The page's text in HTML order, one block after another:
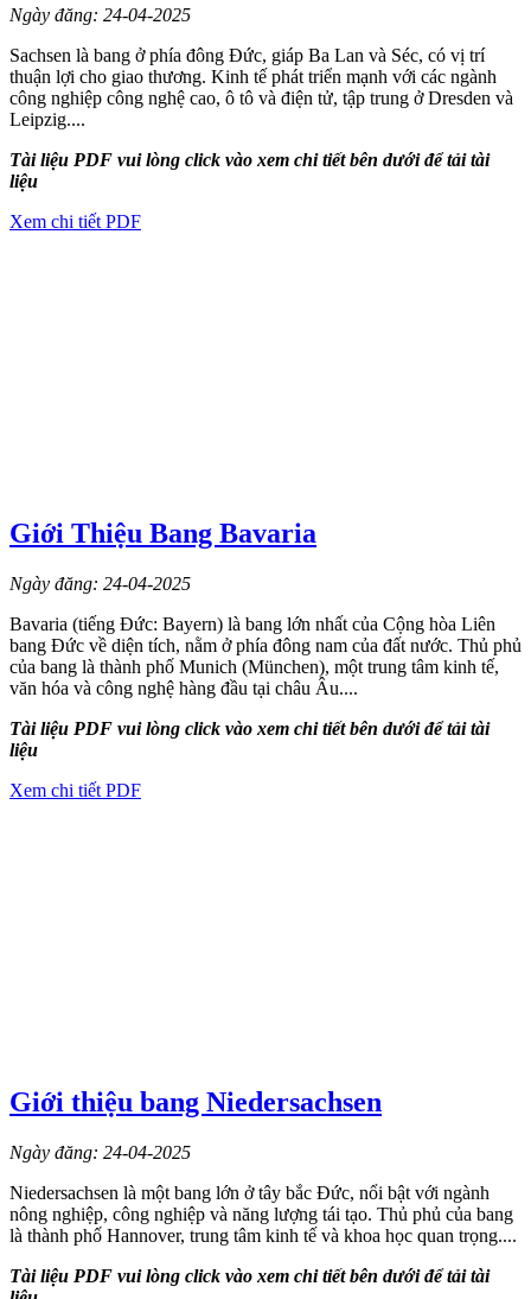
Ngày đăng: 24-04-2025
Sachsen là bang ở phía đông Đức, giáp Ba Lan và Séc, có vị trí
thuận lợi cho giao thương. Kinh tế phát triển mạnh với các ngành
công nghiệp công nghệ cao, ô tô và điện tử, tập trung ở Dresden và
Leipzig....
Tài liệu PDF vui lòng click vào xem chi tiết bên dưới để tải tài
liệu
Xem chi tiết PDF
Giới Thiệu Bang Bavaria
Ngày đăng: 24-04-2025
Bavaria (tiếng Đức: Bayern) là bang lớn nhất của Cộng hòa Liên
bang Đức về diện tích, nằm ở phía đông nam của đất nước. Thủ phủ
của bang là thành phố Munich (München), một trung tâm kinh tế,
văn hóa và công nghệ hàng đầu tại châu Âu....
Tài liệu PDF vui lòng click vào xem chi tiết bên dưới để tải tài
liệu
Xem chi tiết PDF
Giới thiệu bang Niedersachsen
Ngày đăng: 24-04-2025
Niedersachsen là một bang lớn ở tây bắc Đức, nổi bật với ngành
nông nghiệp, công nghiệp và năng lượng tái tạo. Thủ phủ của bang
là thành phố Hannover, trung tâm kinh tế và khoa học quan trọng....
Tài liệu PDF vui lòng click vào xem chi tiết bên dưới để tải tài